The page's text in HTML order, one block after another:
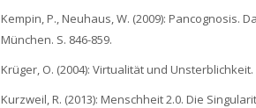
Kempin, P., Neuhaus, W. (2009): Pancognosis.
München. S. 846-859.
Krüger, O. (2004): Virtualität und
Kurzweil, R. (2013): Menschheit 2.0. Die